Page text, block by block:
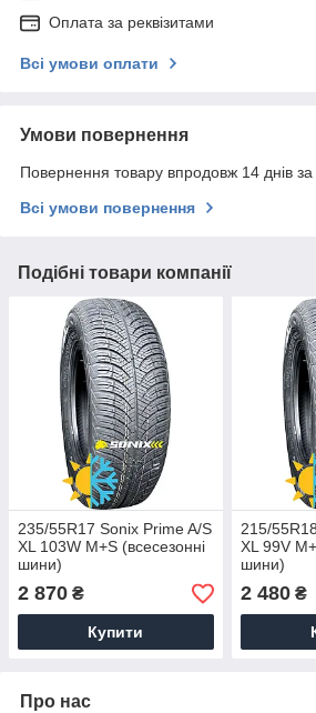
Оплата за реквізитами
Всі умови оплати
Умови повернення
Повернення товару впродовж 14 днів
Всі умови повернення
Подібні товари компанії
235/55R17 Sonix Prime A/S
XL 103W M+S (всесезонні
шини)
2 870 ₴
Купити
215/
XL 99V
шини)
2 480₴
Про нас